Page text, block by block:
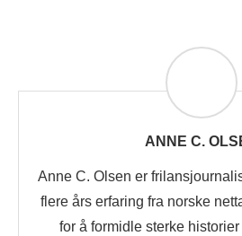
ANNE C.
Anne C. Olsen er
flere års erfaring fra norske
for å formidle sterke